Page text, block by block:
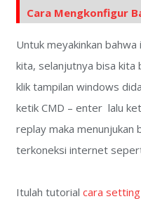
Cara Mengkonfigur
Untuk meyakinkan
kita, selanjutnya bisa kita
klik tampilan windows
ketik CMD – enter lalu
replay maka
terkoneksi internet
Itulah tutorial cara